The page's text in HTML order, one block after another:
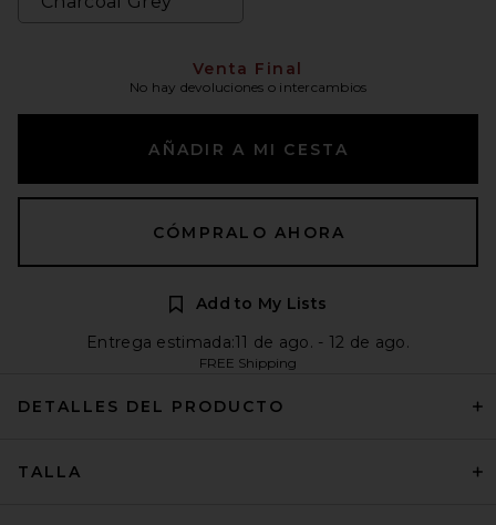
Venta Final
No hay devoluciones o intercambios
AÑADIR A MI CESTA
CÓMPRALO AHORA
Add to My Lists
Entrega estimada:11 de ago. - 12 de ago.
FREE Shipping
DETALLES DEL PRODUCTO
TALLA